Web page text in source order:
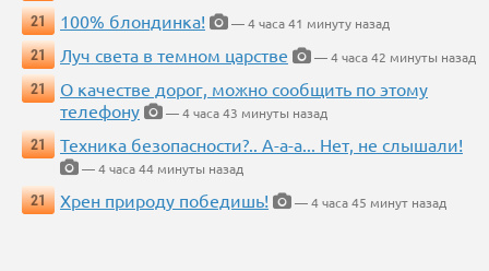
21
100% блондинка!
— 4 часа 41 минуту назад
21
Луч света в темном царстве
— 4 часа 42 минуты назад
21
О качестве дорог, можно сообщить по этому
телефону
— 4 часа 43 минуты назад
21
Техника безопасности?.. А-а-а... Нет, не слышали!
— 4 часа 44 минуты назад
21
Хрен природу победишь! — 4 часа 45 минут назад